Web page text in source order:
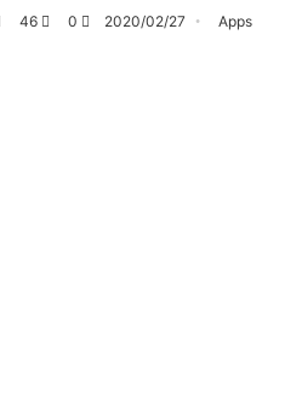
Apps
2020/02/27
0
46